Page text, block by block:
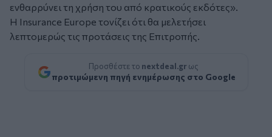
ενθαρρύνει τη χρήση του από κρατικούς εκδότες».
Η Insurance Europe τονίζει ότι θα μελετήσει
λεπτομερώς τις προτάσεις της Επιτροπής.
Προσθέστε το nextdeal.gr ως
προτιμώμενη πηγή ενημέρωσης στο Google